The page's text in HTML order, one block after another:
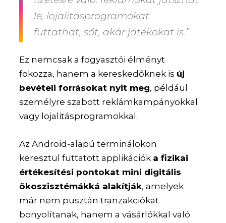
le, lojalitásprogramokat
futtathat, sőt, akár játékokat is.”
Ez nemcsak a fogyasztói élményt
fokozza, hanem a kereskedőknek is új
bevételi forrásokat nyit meg, például
személyre szabott reklámkampányokkal
vagy lojalitásprogramokkal.
Az Android-alapú terminálokon
keresztül futtatott applikációk a fizikai
értékesítési pontokat mini digitális
ökoszisztémákká alakítják, amelyek
már nem pusztán tranzakciókat
bonyolítanak, hanem a vásárlókkal való